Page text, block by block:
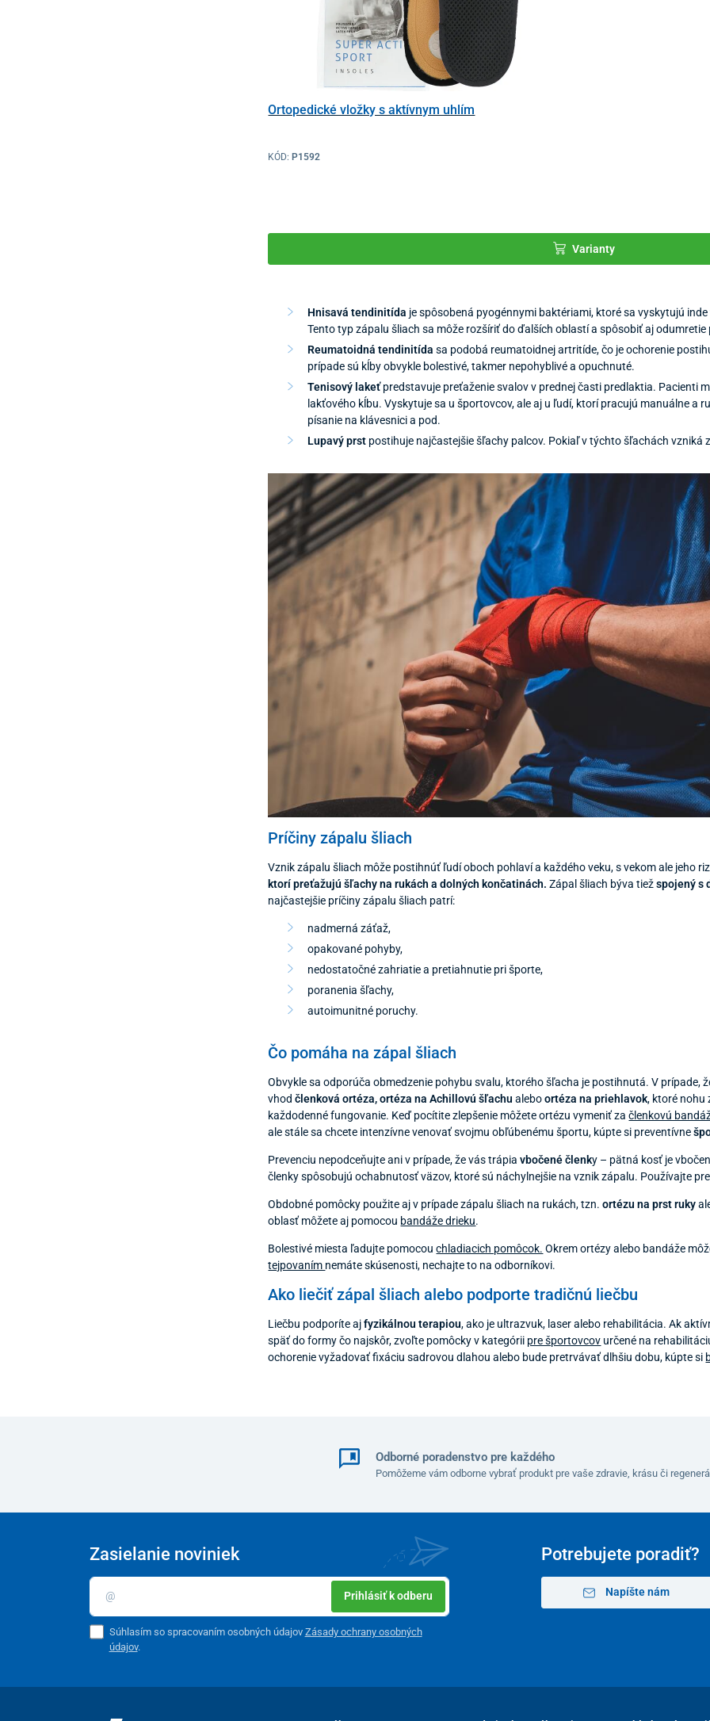
Ortopedické vložky s aktívnym uhlím
KÓD: P1592
Varianty
Hnisavá tendinitída je spôsobená pyogénnymi baktériami, ktoré sa vyskytujú
Tento typ zápalu šliach sa môže rozšíriť do ďalších oblastí a spôsobiť aj
Reumatoidná tendinitída sa podobá reumatoidnej artritíde, čo je ochorenie
prípade sú kĺby obvykle bolestivé, takmer nepohyblivé a opuchnuté.
Tenisový lakeťpredstavuje preťaženie svalov v prednej časti predlaktia. Pacienti
lakťového kĺbu. Vyskytuje sa u športovcov, ale aj u ľudí, ktorí pracujú manuálne a
písanie na klávesnici a pod.
Lupavý prst postihuje najčastejšie šľachy palcov. Pokiaľ v týchto šľachách vzniká
Príčiny zápalu šliach
Vznik zápalu šliach môže postihnúť ľudí oboch pohlaví a každého veku, s vekom ale jeho
ktorí preťažujú šľachy na rukách a dolných končatinách. Zápal šliach býva tiežspojený s
najčastejšie príčiny zápalu šliach patrí:
nadmerná záťaž,
opakované pohyby,
nedostatočné zahriatie a pretiahnutie pri športe,
poranenia šľachy,
autoimunitné poruchy.
Čo pomáha na zápal šliach
Obvykle sa odporúča obmedzenie pohybu svalu, ktorého šľacha je postihnutá. V prípade,
vhod členková ortéza, ortéza na Achillovú šľachu aleboortéza na priehlavok, ktoré nohu
každodenné fungovanie. Keď pocítite zlepšenie môžete ortézu vymeniť začlenkovú
ale stále sa chcete intenzívne venovať svojmu obľúbenému športu, kúpte si preventívne
Prevenciu nepodceňujte ani v prípade, že vás trápiavbočené členky – pätná kosť je
členky spôsobujú ochabnutosť väzov, ktoré sú náchylnejšie na vznik zápalu. Používajte
Obdobné pomôcky použite aj v prípade zápalu šliach na rukách, tzn. ortézu na prst ruky
oblasť môžete aj pomocou bandáže drieku.
Bolestivé miesta ľadujte pomocouchladiacich pomôcok. Okrem ortézy alebo bandáže
tejpovaním nemáte skúsenosti, nechajte to na odborníkovi.
Ako liečiť zápal šliach alebo podporte tradičnú liečbu
Liečbu podporíte ajfyzikálnou terapiou, ako je ultrazvuk, laser alebo rehabilitácia. Ak
späť do formy čo najskôr, zvoľte pomôcky v kategórii pre športovcov určené na
ochorenie vyžadovať fixáciu sadrovou dlahou alebo bude pretrvávať dlhšiu dobu, kúpte si
Odborné poradenstvo pre každého
Pomôžeme vám odborne vybrať produkt pre vaše zdravie, krásu či
Potrebujete poradiť?
Napíšte nám
Zasielanie noviniek
Prihlásiť k odberu
Súhlasím so spracovaním osobných údajov Zásady ochrany osobných
údajov.